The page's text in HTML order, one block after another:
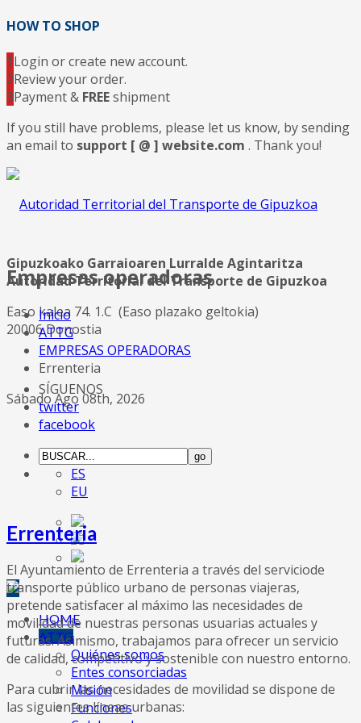
HOW TO SHOP
1Login or create new account.
2Review your order.
3Payment & FREEshipment
If you still have problems, please let us know, by sending
an email to support [ @ ] website.com . Thank you!
Gipuzkoako Garraioaren Lurralde Agintaritza
Autoridad Territorial del Transporte de Gipuzkoa
Easo kalea 74. 1.C (Easo plazako geltokia)
20006 Donostia
SÍGUENOS
twitter
facebook
ES
EU
HOME
ATTG
Quiénes somos
Entes consorciadas
Misión
Funciones
Empresas operadoras
Inicio
ATTG
EMPRESAS OPERADORAS
Errenteria
Sábado Ago 08th, 2026
Errenteria
El Ayuntamiento de Errenteria a través del serviciode
transporte público urbano de personas viajeras,
pretende satisfacer al máximo las necesidades de
movilidad de nuestras personas usuarias actuales y
futuras. Asimismo, trabajamos para ofrecer un servicio
de calidad, competitivo y sostenible con nuestro entorno.
Para cubrir las necesidades de movilidad se dispone de
las siguientes líneas urbanas: